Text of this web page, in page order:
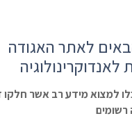
כניסת חברים
»
Type 1 Diabetes Mellitus?
לאתר האגודה
לאנדוקרינולוגיה
למצוא מידע רב אשר חלקו
רשומים